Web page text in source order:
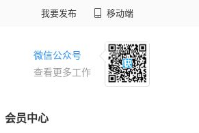
我要发布 移动端
微信公众号
查看更多工作
会员中心